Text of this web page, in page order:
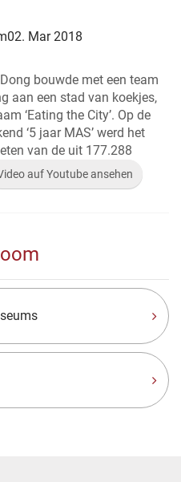
02. Mar 2018
bouwde met een team
aan een stad van koekjes,
‘Eating the City’. Op de
‘5 jaar MAS’ werd het
van de uit 177.288
auf Youtube ansehen